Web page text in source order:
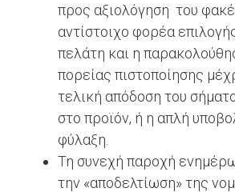
προς αξιολόγηση του
αντίστοιχο φορέα
πελάτη και η
πορείας πιστοποίησης
τελική απόδοση του
στο προϊόν, ή η απλή
φύλαξη.
Τη συνεχή παροχή
την «αποδελτίωση» της